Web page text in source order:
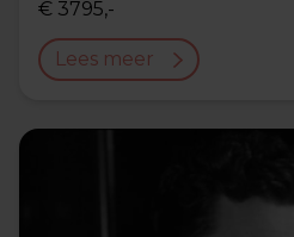
€ 3795,-
Lees meer